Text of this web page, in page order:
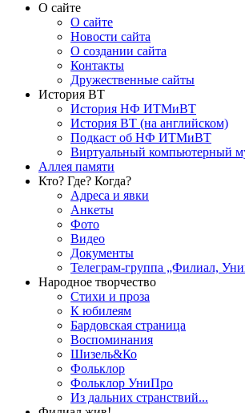
О сайте
О сайте
Новости сайта
О создании сайта
Контакты
Дружественные сайты
История ВТ
История НФ ИТМиВТ
История ВТ (на английском)
Подкаст об НФ ИТМиВТ
Виртуальный компьютерный
Аллея памяти
Кто? Где? Когда?
Адреса и явки
Анкеты
Фото
Видео
Документы
Телеграм-группа „Филиал,
Народное творчество
Стихи и проза
К юбилеям
Бардовская страница
Воспоминания
Шизель&Ко
Фольклор
Фольклор УниПро
Из дальних странствий...